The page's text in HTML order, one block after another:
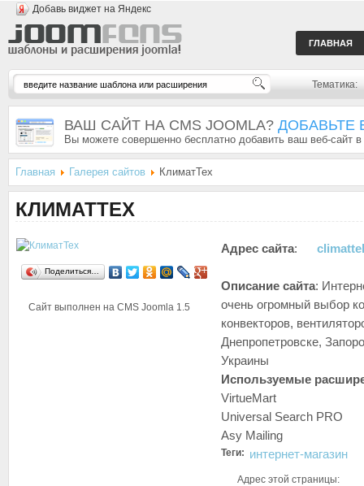
Добавь виджет на Яндекс
ГЛАВНАЯ
Тематика:
ВАШ САЙТ НА CMS JOOMLA? ДОБАВЬТЕ
Вы можете совершенно бесплатно добавить ваш веб-сайт
Главная Галерея сайтов КлиматТех
КЛИМАТТЕХ
Поделиться…
Сайт выполнен на CMS Joomla 1.5
Адрес сайта:
Описание сайта:
очень огромный выбор
конвекторов,
Днепропетровске,
Украины
Используемые
VirtueMart
Universal Search PRO
Asy Mailing
Теги: интернет-магазин
Адрес этой страницы: